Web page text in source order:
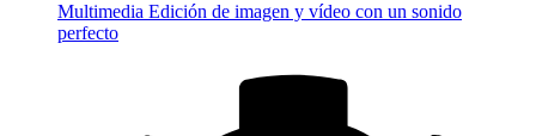
Multimedia Edición de imagen y vídeo con un sonido
perfecto